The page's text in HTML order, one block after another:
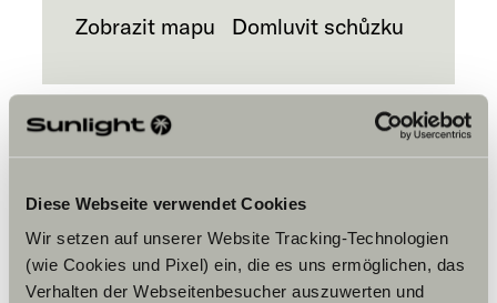
Diese Webseite verwendet Cookies
Wir setzen auf unserer Website Tracking-Technologien
(wie Cookies und Pixel) ein, die es uns ermöglichen, das
Verhalten der Webseitenbesucher auszuwerten und
Zobrazit mapu Domluvit schůzku
Chcete-li zobrazit obsah, přijměte
marketingové soubory cookie.